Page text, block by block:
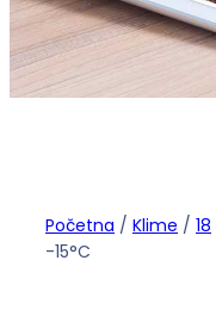
Početna / Klime / 18
-15°C